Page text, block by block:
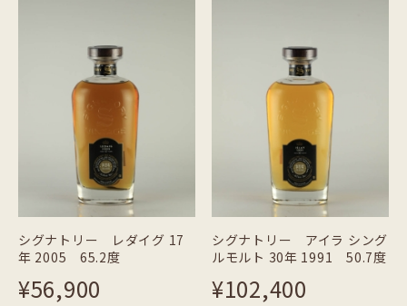
シグナトリー レダイグ 17
年 2005 65.2度
¥56,900
シグナトリー アイラ シング
ルモルト 30年 1991 50.7度
¥102,400